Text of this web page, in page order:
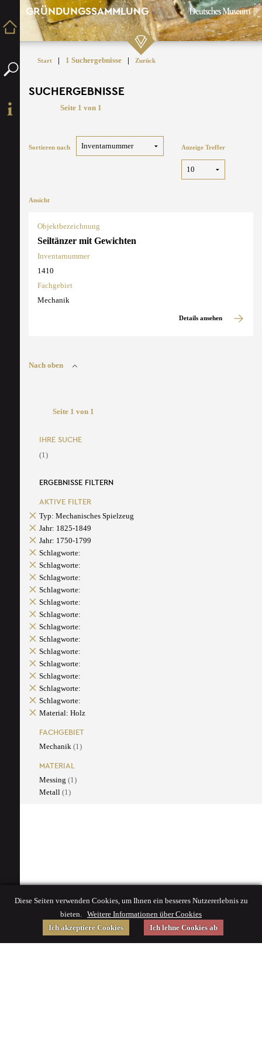
GRÜNDUNGSSAMMLUNG
Start | 1 Suchergebnisse | Zurück
SUCHERGEBNISSE
Seite 1 von 1
Sortieren nach Anzeige Treffer
Ansicht
Objektbezeichnung
Seiltänzer mit Gewichten
Inventarnummer
1410
Fachgebiet
Mechanik
Details ansehen
Nach oben
Seite 1 von 1
IHRE SUCHE
(1)
ERGEBNISSE FILTERN
AKTIVE FILTER
Typ: Mechanisches Spielzeug
Jahr: 1825-1849
Jahr: 1750-1799
Schlagworte:
Schlagworte:
Schlagworte:
Schlagworte:
Schlagworte:
Schlagworte:
Schlagworte:
Schlagworte:
Schlagworte:
Schlagworte:
Schlagworte:
Schlagworte:
Schlagworte:
Material: Holz
FACHGEBIET
Mechanik (1)
MATERIAL
Messing (1)
Metall (1)
Diese Seiten verwenden Cookies, um Ihnen ein besseres Nutzererlebnis zu
bieten. Weitere Informationen über Cookies
Ich akzeptiere Cookies
Ich lehne Cookies ab